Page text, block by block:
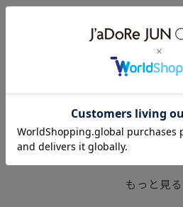
サイズ・素材・お手入れ方法
Collaboration_GW Netflix_pickup
コットン コットン100%
もっと見る